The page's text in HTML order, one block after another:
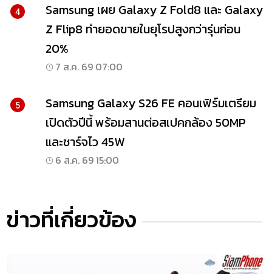
4
Samsung เผย Galaxy Z Fold8 และ Galaxy
Z Flip8 ทำยอดขายในยุโรปสูงกว่ารุ่นก่อน
20%
7 ส.ค. 69 07:00
5
Samsung Galaxy S26 FE คอนเฟิร์มเตรียม
เปิดตัวปีนี้ พร้อมสานต่อสเปคกล้อง 50MP
และชาร์จไว 45W
6 ส.ค. 69 15:00
ข่าวที่เกี่ยวข้อง